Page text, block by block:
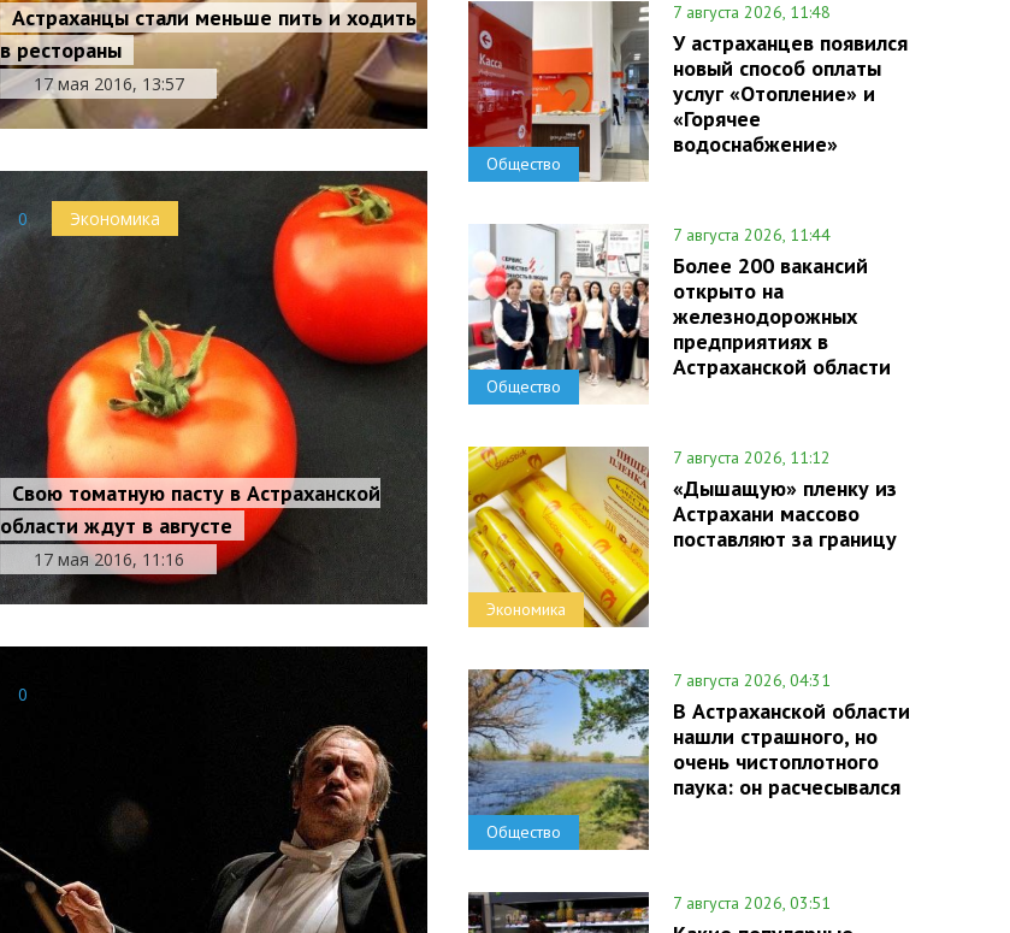
Астраханцы стали меньше пить и ходить
в рестораны
17 мая 2016, 13:57
0 Экономика
Свою томатную пасту в Астраханской
области ждут в августе
17 мая 2016, 11:16
0
Общество
7 августа 2026, 11:48
У астраханцев появился
новый способ оплаты
услуг «Отопление» и
«Горячее
водоснабжение»
Общество
7 августа 2026, 11:44
Более 200 вакансий
открыто на
железнодорожных
предприятиях в
Астраханской области
Экономика
7 августа 2026, 11:12
«Дышащую» пленку из
Астрахани массово
поставляют за границу
Общество
7 августа 2026, 04:31
В Астраханской области
нашли страшного, но
очень чистоплотного
паука: он расчесывался
7 августа 2026, 03:51